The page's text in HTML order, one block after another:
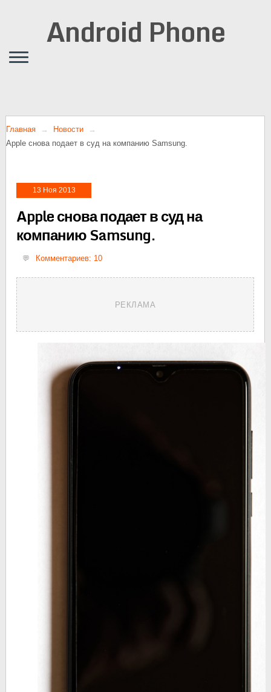
Android Phone
Главная
Новости
Apple снова подает в суд на компанию Samsung.
13 Ноя 2013
Apple снова подает в суд на
компанию Samsung.
Комментариев: 10
РЕКЛАМА